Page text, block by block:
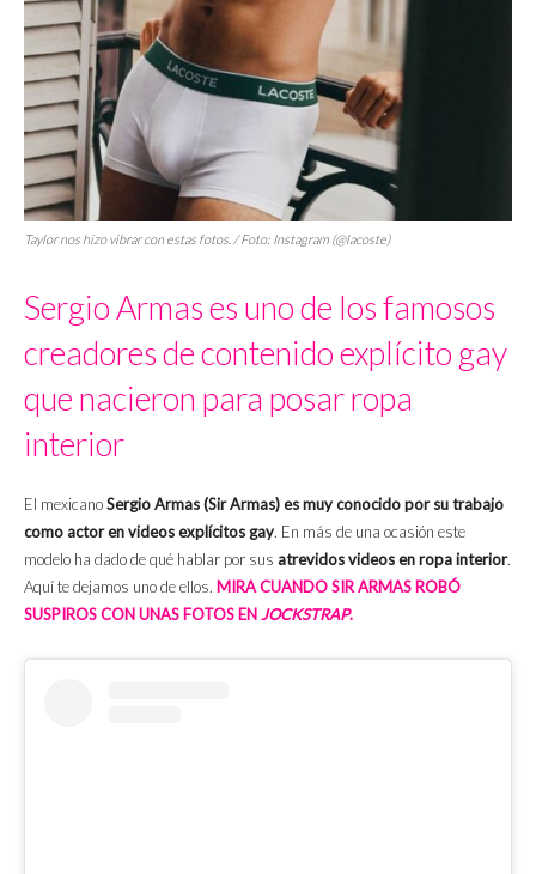
Taylor nos hizo vibrar con estas fotos. / Foto: Instagram (@lacoste)
Sergio Armas es uno de los famosos
creadores de contenido explícito gay
que nacieron para posar ropa
interior
El mexicanoSergio Armas (Sir Armas) es muy conocido por su trabajo
como actor en videos explícitos gay. En más de una ocasión este
modelo ha dado de qué hablar por sus atrevidos videos en ropa interior.
Aquí te dejamos uno de ellos. MIRA CUANDO SIR ARMAS ROBÓ
SUSPIROS CON UNAS FOTOS ENJOCKSTRAP.